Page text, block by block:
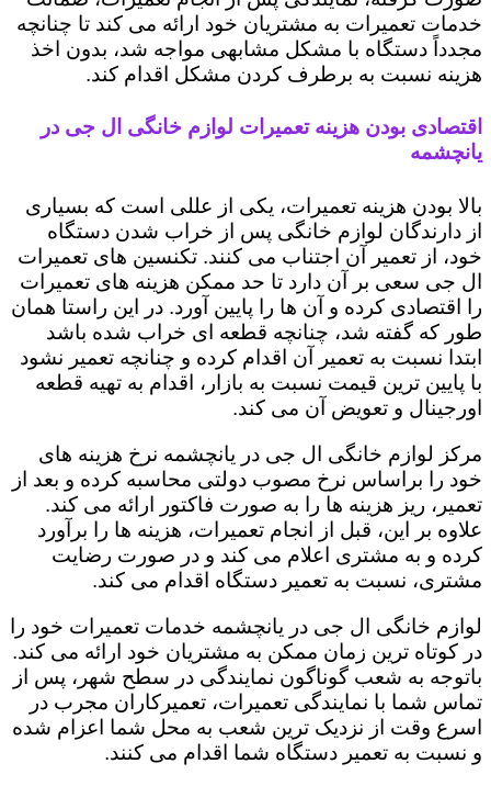
خدمات تعمیرات به مشتریان خود ارائه می کند تا چنانچه
مجدداً دستگاه با مشکل مشابهی مواجه شد، بدون اخذ
هزینه نسبت به برطرف کردن مشکل اقدام کند.
اقتصادی بودن هزینه تعمیرات لوازم خانگی ال جی در
یانچشمه
بالا بودن هزینه تعمیرات، یکی از عللی است که بسیاری
از دارندگان لوازم خانگی پس از خراب شدن دستگاه
خود، از تعمیر آن اجتناب می کنند. تکنسین های تعمیرات
ال جی سعی بر آن دارد تا حد ممکن هزینه های تعمیرات
را اقتصادی کرده و آن ها را پایین آورد. در این راستا همان
طور که گفته شد، چنانچه قطعه ای خراب شده باشد
ابتدا نسبت به تعمیر آن اقدام کرده و چنانچه تعمیر نشود
با پایین ترین قیمت نسبت به بازار، اقدام به تهیه قطعه
اورجینال و تعویض آن می کند.
مرکز لوازم خانگی ال جی در یانچشمه نرخ هزینه های
خود را براساس نرخ مصوب دولتی محاسبه کرده و بعد از
تعمیر، ریز هزینه ها را به صورت فاکتور ارائه می کند.
علاوه بر این، قبل از انجام تعمیرات، هزینه ها را برآورد
کرده و به مشتری اعلام می کند و در صورت رضایت
مشتری، نسبت به تعمیر دستگاه اقدام می کند.
لوازم خانگی ال جی در یانچشمه خدمات تعمیرات خود را
در کوتاه ترین زمان ممکن به مشتریان خود ارائه می کند.
باتوجه به شعب گوناگون نمایندگی در سطح شهر، پس از
تماس شما با نمایندگی تعمیرات، تعمیرکاران مجرب در
اسرع وقت از نزدیک ترین شعب به محل شما اعزام شده
و نسبت به تعمیر دستگاه شما اقدام می کنند.